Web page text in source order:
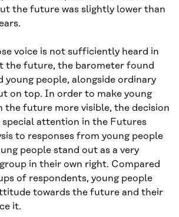
the future was slightly lower than
voice is not sufficiently heard in
the future, the barometer found
young people, alongside ordinary
on top. In order to make young
the future more visible, the decision
special attention in the Futures
to responses from young people
people stand out as a very
in their own right. Compared
of respondents, young people
towards the future and their
it.